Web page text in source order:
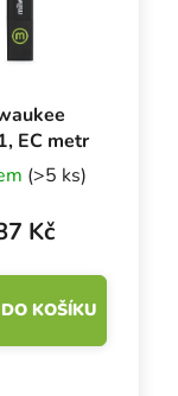
EC metr
(>5 ks)
Kč
KOŠÍKU